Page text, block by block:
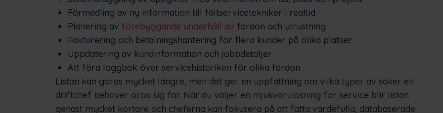
Förmedling av ny information till fältservicetekniker i realtid
Planering av förebyggande underhåll av fordon och utrustning
Fakturering och betalningshantering för flera kunder på olika platser
Uppdatering av kundinformation och jobbdetaljer
Att föra loggbok över servicehistoriken för olika fordon
Listan kan göras mycket längre, men det ger en uppfattning om vilka typer av saker en
driftchef behöver oroa sig för. När du väljer en mjukvarulösning för service blir listan
genast mycket kortare och cheferna kan fokusera på att fatta värdefulla, databaserade